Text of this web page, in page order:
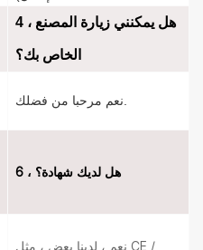
4 ، هل يمكنني زيارة المصنع
الخاص بك؟
6 ، هل لديك شهادة؟
نعم ، لدينا بعض ، مثل CE /